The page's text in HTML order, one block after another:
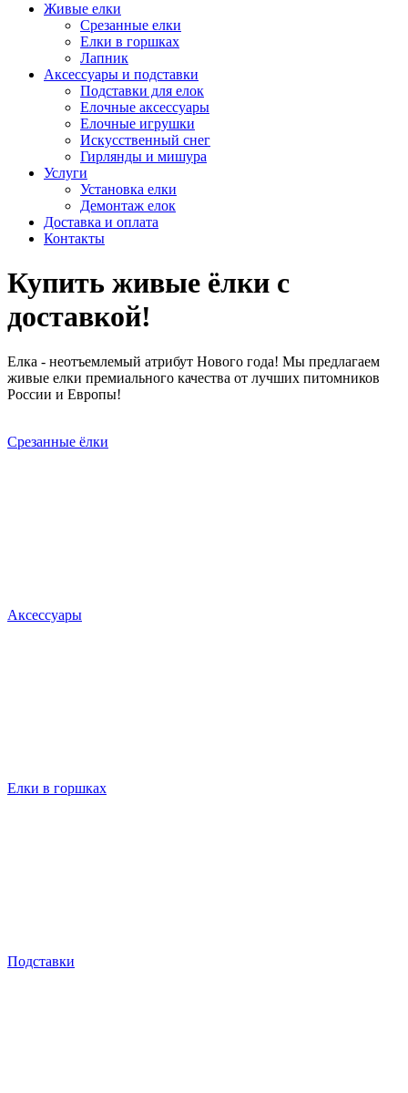
Живые елки
Срезанные елки
Елки в горшках
Лапник
Аксессуары и подставки
Подставки для елок
Елочные аксессуары
Елочные игрушки
Искусственный снег
Гирлянды и мишура
Услуги
Установка елки
Демонтаж елок
Доставка и оплата
Контакты
Купить живые ёлки с
доставкой!
Елка - неотъемлемый атрибут Нового года! Мы предлагаем
живые елки премиального качества от лучших питомников
России и Европы!
Срезанные ёлки
Аксессуары
Елки в горшках
Подставки